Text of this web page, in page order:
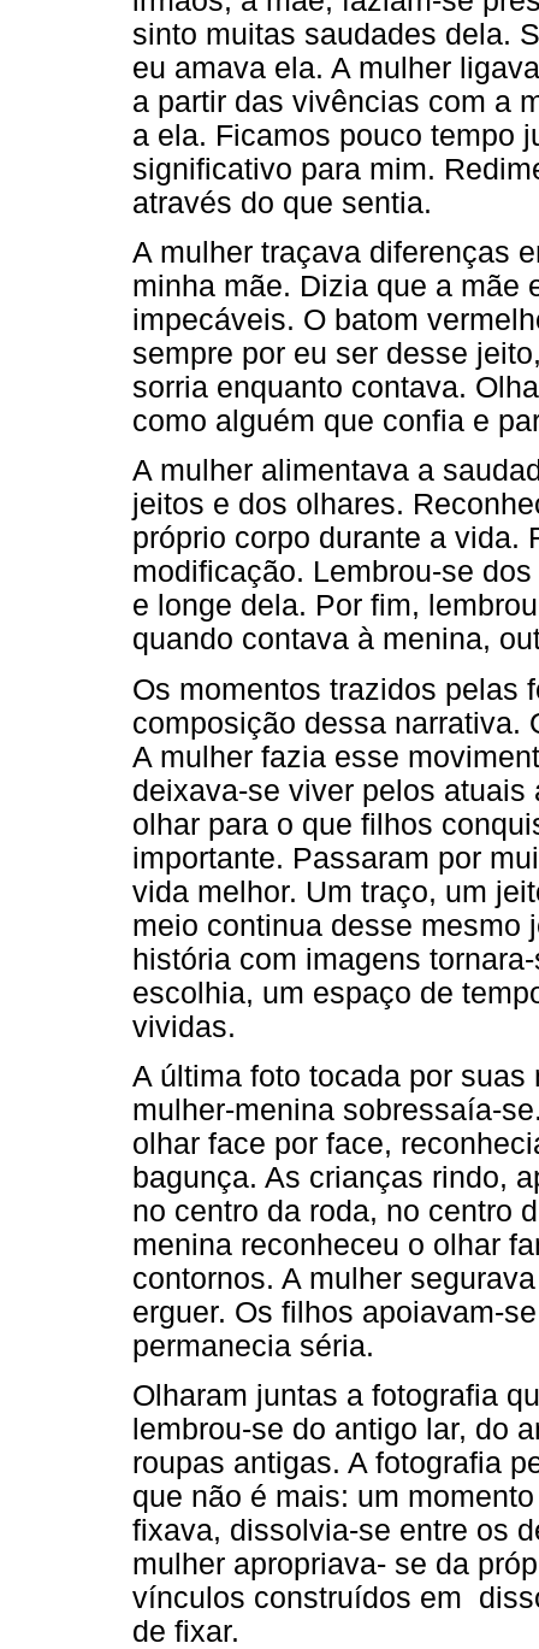
sinto muitas saudades dela.
eu amava ela. A mulher
a partir das vivências com a
a ela. Ficamos pouco tempo
significativo para mim.
através do que sentia.
A mulher traçava diferenças
minha mãe. Dizia que a mãe
impecáveis. O batom
sempre por eu ser desse
sorria enquanto contava.
como alguém que confia e
A mulher alimentava a
jeitos e dos olhares.
próprio corpo durante a vida.
modificação. Lembrou-se
e longe dela. Por fim,
quando contava à menina,
Os momentos trazidos pelas
composição dessa narrativa.
A mulher fazia esse
deixava-se viver pelos
olhar para o que filhos
importante. Passaram por
vida melhor. Um traço, um
meio continua desse mesmo
história com imagens
escolhia, um espaço de
vividas.
A última foto tocada por
mulher-menina sobressaía-
olhar face por face,
bagunça. As crianças rindo,
no centro da roda, no centro
menina reconheceu o olhar
contornos. A mulher
erguer. Os filhos apoiavam-
permanecia séria.
Olharam juntas a fotografia
lembrou-se do antigo lar, do
roupas antigas. A fotografia
que não é mais: um
fixava, dissolvia-se entre os
mulher apropriava- se da
vínculos construídos em
de fixar.